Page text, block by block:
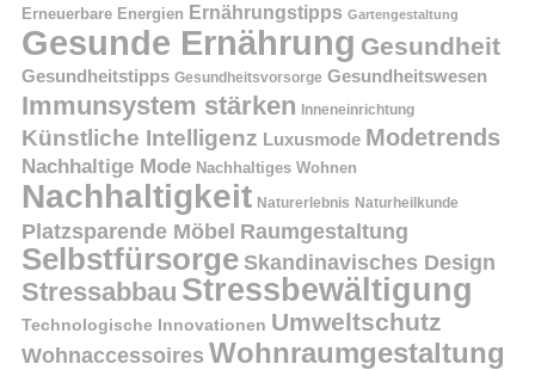
Erneuerbare Energien Ernährungstipps Gartengestaltung
Gesunde Ernährung Gesundheit
Gesundheitstipps Gesundheitsvorsorge Gesundheitswesen
Immunsystem stärken Inneneinrichtung
Künstliche Intelligenz Luxusmode Modetrends
Nachhaltige Mode Nachhaltiges Wohnen
Nachhaltigkeit Naturerlebnis Naturheilkunde
Platzsparende Möbel Raumgestaltung
Selbstfürsorge Skandinavisches Design
Stressabbau Stressbewältigung
Technologische Innovationen Umweltschutz
Wohnaccessoires Wohnraumgestaltung